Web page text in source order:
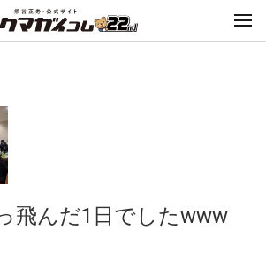
飛んだ1日でしたwww